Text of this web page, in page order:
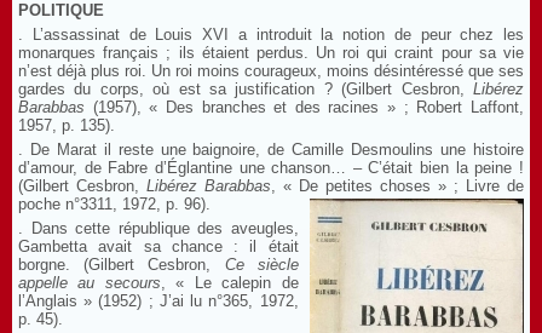
POLITIQUE
. L’assassinat de Louis XVI a introduit la notion de peur chez les
monarques français ; ils étaient perdus. Un roi qui craint pour sa vie
n’est déjà plus roi. Un roi moins courageux, moins désintéressé que ses
gardes du corps, où est sa justification ? (Gilbert Cesbron, Libérez
Barabbas (1957), « Des branches et des racines » ; Robert Laffont,
1957, p. 135).
. De Marat il reste une baignoire, de Camille Desmoulins une histoire
d’amour, de Fabre d’Églantine une chanson… – C’était bien la peine !
(Gilbert Cesbron, Libérez Barabbas, « De petites choses » ; Livre de
poche n°3311, 1972, p. 96).
. Dans cette république des aveugles,
Gambetta avait sa chance : il était
borgne. (Gilbert Cesbron, Ce siècle
appelle au secours, « Le calepin de
l’Anglais » (1952) ; J’ai lu n°365, 1972,
p. 45).